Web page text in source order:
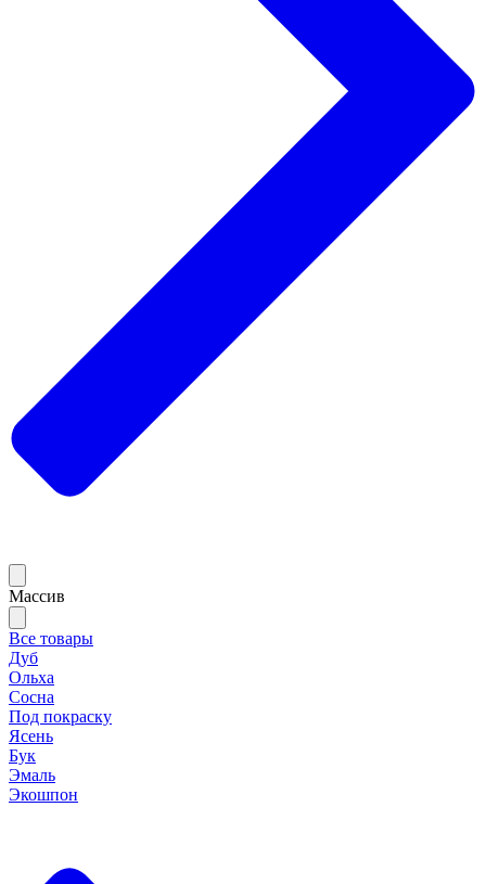
Массив
Все товары
Дуб
Ольха
Сосна
Под покраску
Ясень
Бук
Эмаль
Экошпон